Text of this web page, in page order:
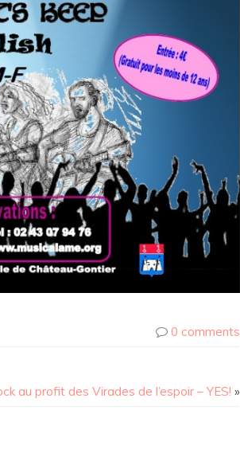
0 comments
au profit des Virades de l’espoir – YES! »